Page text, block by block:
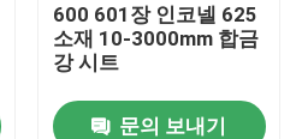
600 601장 인코넬 625
소재 10-3000mm 합금
강 시트
문의 보내기